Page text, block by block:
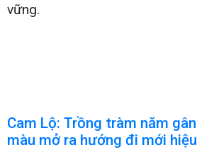
vững.
Cam Lộ: Trồng tràm năm
màu mở ra hướng đi mới